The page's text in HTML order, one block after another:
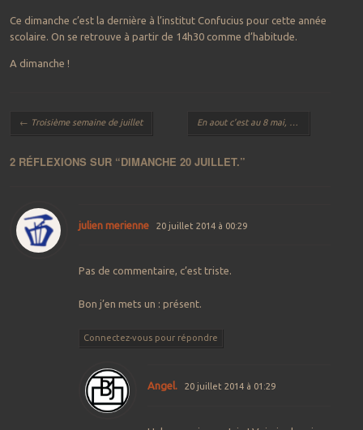
Ce dimanche c’est la dernière à l’institut Confucius pour cette année
scolaire. On se retrouve à partir de 14h30 comme d’habitude.
A dimanche !
Navigation des articles
← Troisième semaine de juillet
2 RÉFLEXIONS SUR “DIMANCHE 20 JUILLET.”
julien merienne 20 juillet 2014 à 00:29
Pas de commentaire, c’est triste.
Bon j’en mets un : présent.
Connectez-vous pour répondre
Angel. 20 juillet 2014 à 01:29